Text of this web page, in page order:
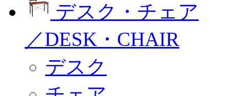
デスク・チェア
／DESK・CHAIR
デスク